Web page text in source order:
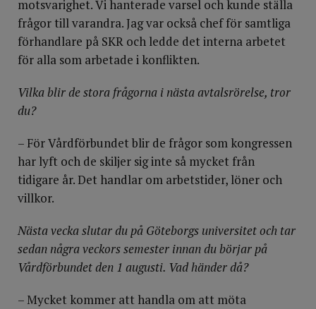
motsvarighet. Vi hanterade varsel och kunde ställa
frågor till varandra. Jag var också chef för samtliga
förhandlare på SKR och ledde det interna arbetet
för alla som arbetade i konflikten.
Vilka blir de stora frågorna i nästa avtalsrörelse, tror
du?
– För Vårdförbundet blir de frågor som kongressen
har lyft och de skiljer sig inte så mycket från
tidigare år. Det handlar om arbetstider, löner och
villkor.
Nästa vecka slutar du på Göteborgs universitet och tar
sedan några veckors semester innan du börjar på
Vårdförbundet den 1 augusti. Vad händer då?
– Mycket kommer att handla om att möta